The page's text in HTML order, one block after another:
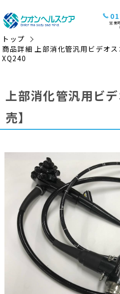
営業
トップ
商品詳細 上部消化管汎用ビデオ
XQ240
上部消化管汎用ビ
売】